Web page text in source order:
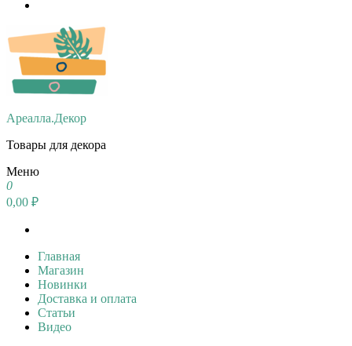
Ареалла.Декор
Товары для декора
Меню
0
0,00 ₽
Главная
Магазин
Новинки
Доставка и оплата
Статьи
Видео